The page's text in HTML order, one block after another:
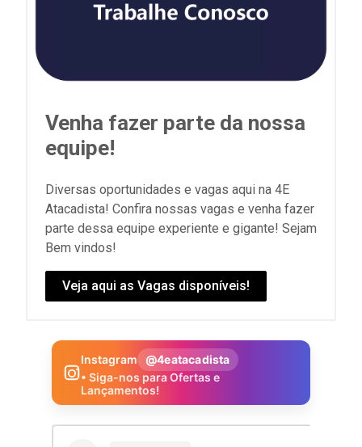
Venha fazer parte da nossa
equipe!
Diversas oportunidades e vagas aqui na 4E
Atacadista! Confira nossas vagas e venha fazer
parte dessa equipe experiente e gigante! Sejam
Bem vindos!
Veja aqui as Vagas disponíveis!
Instagram
@4eatacadista
• Siga-nos para Ofertas e
Lançamentos!